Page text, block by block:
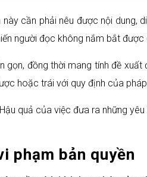
cần phải nêu được nội dung,
người đọc không nắm bắt được
đồng thời mang tính đề
hoặc trái với quy định của
quả của việc đưa ra những
phạm bản quyền